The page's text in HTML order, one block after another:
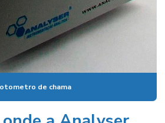
vapor
contínuo de emissões
de chama